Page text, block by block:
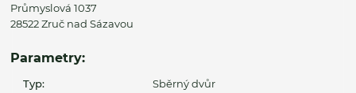
Průmyslová 1037
28522 Zruč nad Sázavou
Parametry:
Typ: Sběrný dvůr